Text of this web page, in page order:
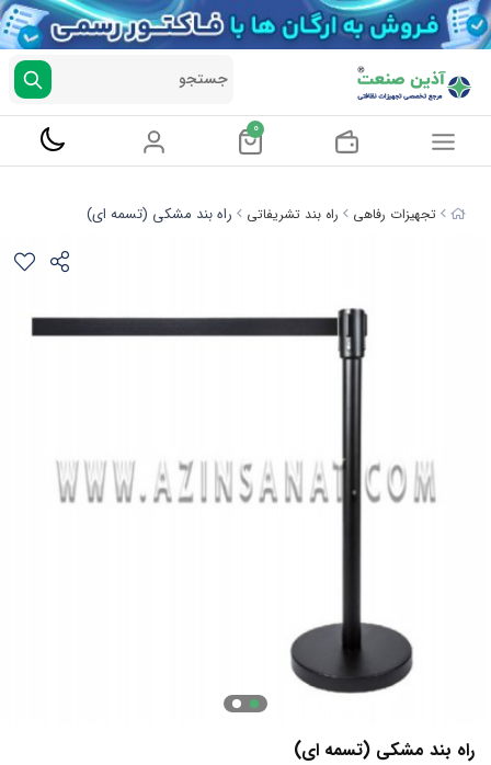
تجهیزات رفاهی راه بند تشریفاتی راه بند مشکی (تسمه ای)
راه بند مشکی (تسمه ای)
جستجو
0